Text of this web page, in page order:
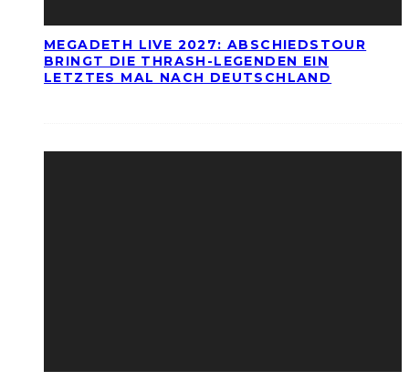
MEGADETH LIVE 2027: ABSCHIEDSTOUR
BRINGT DIE THRASH-LEGENDEN EIN
LETZTES MAL NACH DEUTSCHLAND